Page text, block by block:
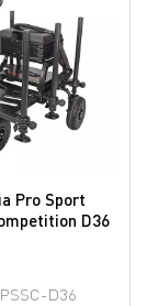
Pro Sport
D36
D36